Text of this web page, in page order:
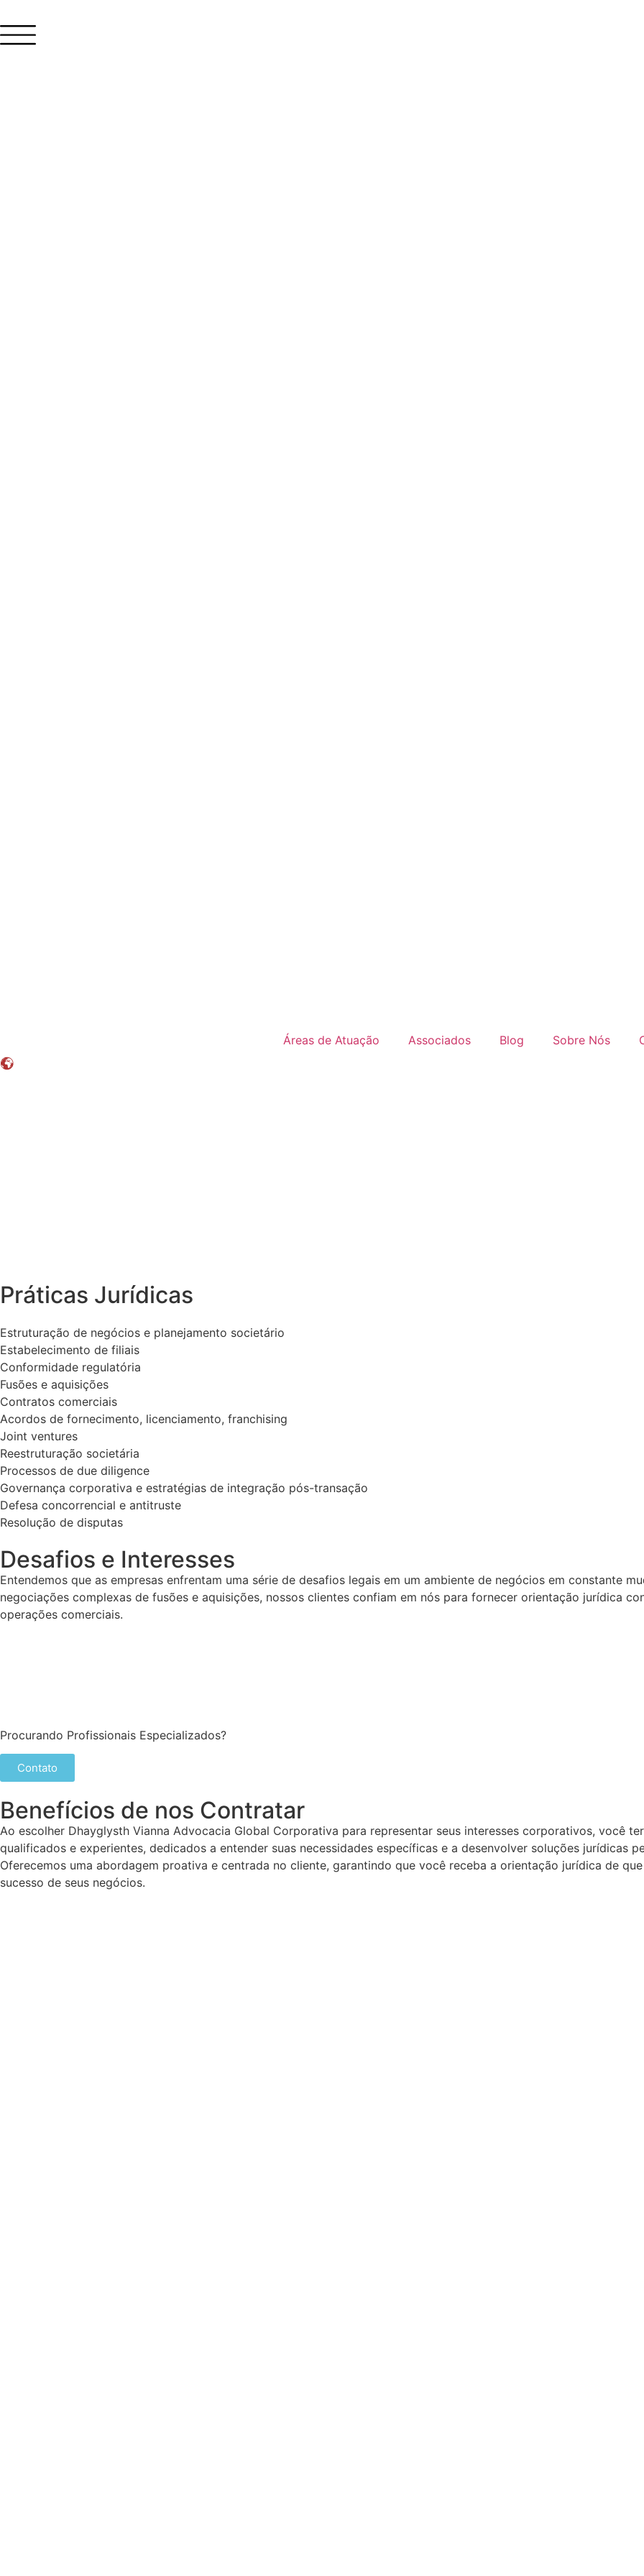
Áreas de Atuação Associados Blog Sobre Nós
Práticas Jurídicas
Estruturação de negócios e planejamento societário
Estabelecimento de filiais
Conformidade regulatória
Fusões e aquisições
Contratos comerciais
Acordos de fornecimento, licenciamento, franchising
Joint ventures
Reestruturação societária
Processos de due diligence
Governança corporativa e estratégias de integração pós-transação
Defesa concorrencial e antitruste
Resolução de disputas
Desafios e Interesses
Entendemos que as empresas enfrentam uma série de desafios legais em um ambiente de negócios em constante
negociações complexas de fusões e aquisições, nossos clientes confiam em nós para fornecer orientação jurídica
operações comerciais.
Procurando Profissionais Especializados?
Contato
Benefícios de nos Contratar
Ao escolher Dhayglysth Vianna Advocacia Global Corporativa para representar seus interesses corporativos, você
qualificados e experientes, dedicados a entender suas necessidades específicas e a desenvolver soluções jurídicas
Oferecemos uma abordagem proativa e centrada no cliente, garantindo que você receba a orientação jurídica de
sucesso de seus negócios.